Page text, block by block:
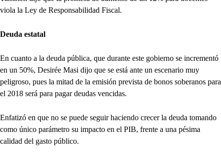
viola la Ley de Responsabilidad Fiscal.
Deuda estatal
En cuanto a la deuda pública, que durante este gobierno se incrementó
en un 50%, Desirée Masi dijo que se está ante un escenario muy
peligroso, pues la mitad de la emisión prevista de bonos soberanos para
el 2018 será para pagar deudas vencidas.
Enfatizó en que no se puede seguir haciendo crecer la deuda tomando
como único parámetro su impacto en el PIB, frente a una pésima
calidad del gasto público.